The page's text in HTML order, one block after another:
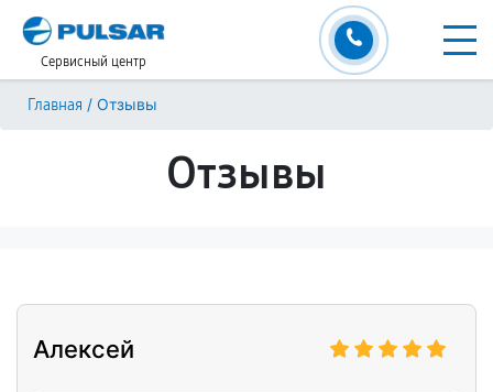
Сервисный центр
Главная / Отзывы
Отзывы
Алексей